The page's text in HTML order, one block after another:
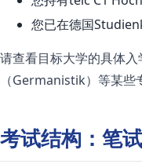
您已在德国
请查看目标大学的具体
（Germanistik）等某些
考试结构：笔